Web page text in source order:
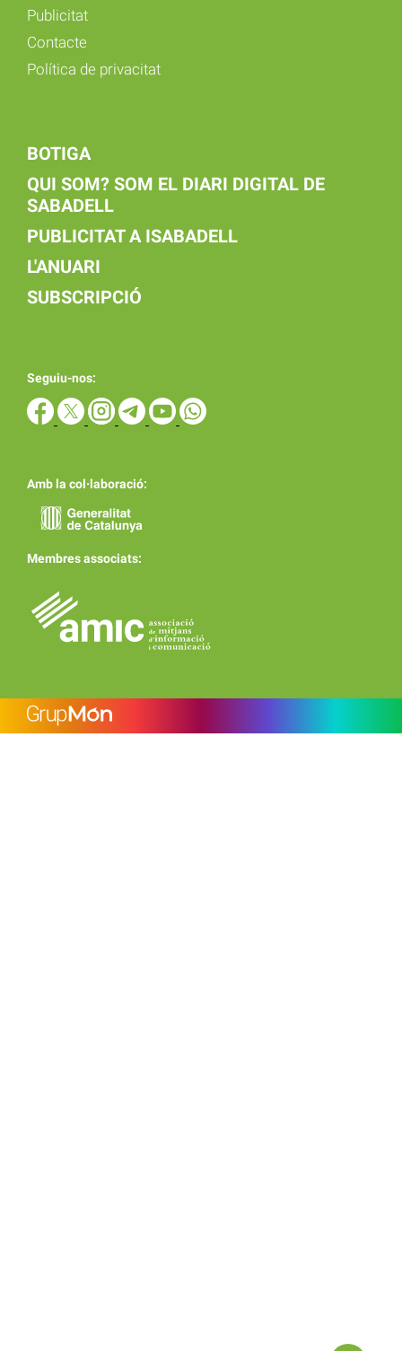
Publicitat
Contacte
Política de privacitat
BOTIGA
QUI SOM? SOM EL DIARI DIGITAL DE
SABADELL
PUBLICITAT A ISABADELL
L'ANUARI
SUBSCRIPCIÓ
Seguiu-nos:
Amb la col·laboració:
Membres associats: